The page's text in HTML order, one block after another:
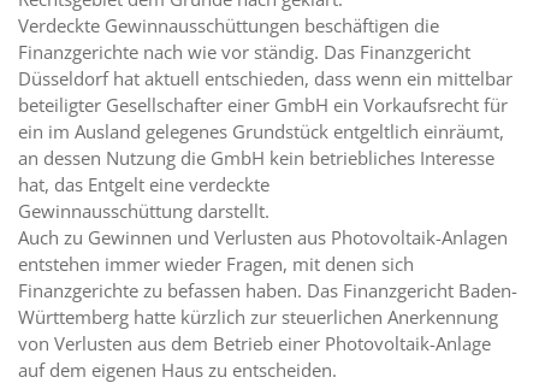
Verdeckte Gewinnausschüttungen beschäftigen die
Finanzgerichte nach wie vor ständig. Das Finanzgericht
Düsseldorf hat aktuell entschieden, dass wenn ein mittelbar
beteiligter Gesellschafter einer GmbH ein Vorkaufsrecht für
ein im Ausland gelegenes Grundstück entgeltlich einräumt,
an dessen Nutzung die GmbH kein betriebliches Interesse
hat, das Entgelt eine verdeckte
Gewinnausschüttung darstellt.
Auch zu Gewinnen und Verlusten aus Photovoltaik-Anlagen
entstehen immer wieder Fragen, mit denen sich
Finanzgerichte zu befassen haben. Das Finanzgericht Baden-
Württemberg hatte kürzlich zur steuerlichen Anerkennung
von Verlusten aus dem Betrieb einer Photovoltaik-Anlage
auf dem eigenen Haus zu entscheiden.